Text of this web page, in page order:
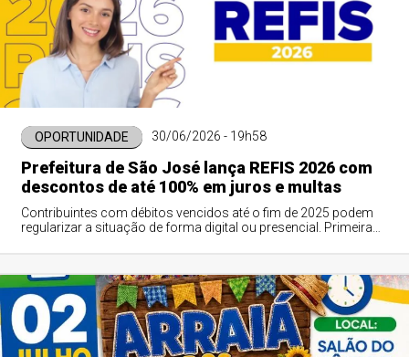
OPORTUNIDADE 30/06/2026 - 19h58
Prefeitura de São José lança REFIS 2026 com
descontos de até 100% em juros e multas
Contribuintes com débitos vencidos até o fim de 2025 podem
regularizar a situação de forma digital ou presencial. Primeira